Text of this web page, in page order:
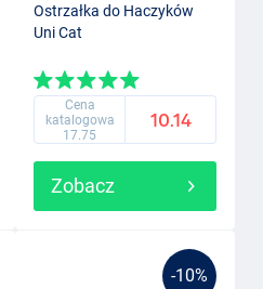
Ostrzałka do Haczyków
Uni Cat
Cena
katalogowa
17.75
10.14
Zobacz
-10%